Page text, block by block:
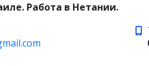
Работа в Нетании.